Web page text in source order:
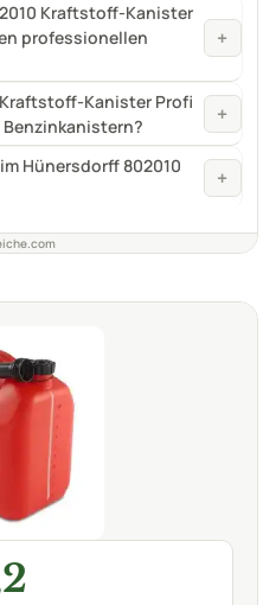
Kraftstoff-Kanister
professionellen
+
Kanister Profi
+
Hünersdorff 802010
+